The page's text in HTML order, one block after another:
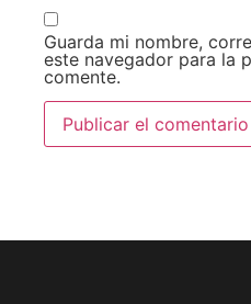
Guarda mi nombre,
este navegador para la
comente.